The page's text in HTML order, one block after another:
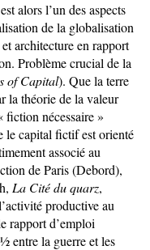
alors l’un des aspects
de la globalisation
architecture en rapport
Problème crucial de la
of Capital). Que la terre
la théorie de la valeur
nécessaire »
le capital fictif est orienté
associé au
de Paris (Debord),
La Cité du quarz,
productive au
rapport d’emploi
entre la guerre et les